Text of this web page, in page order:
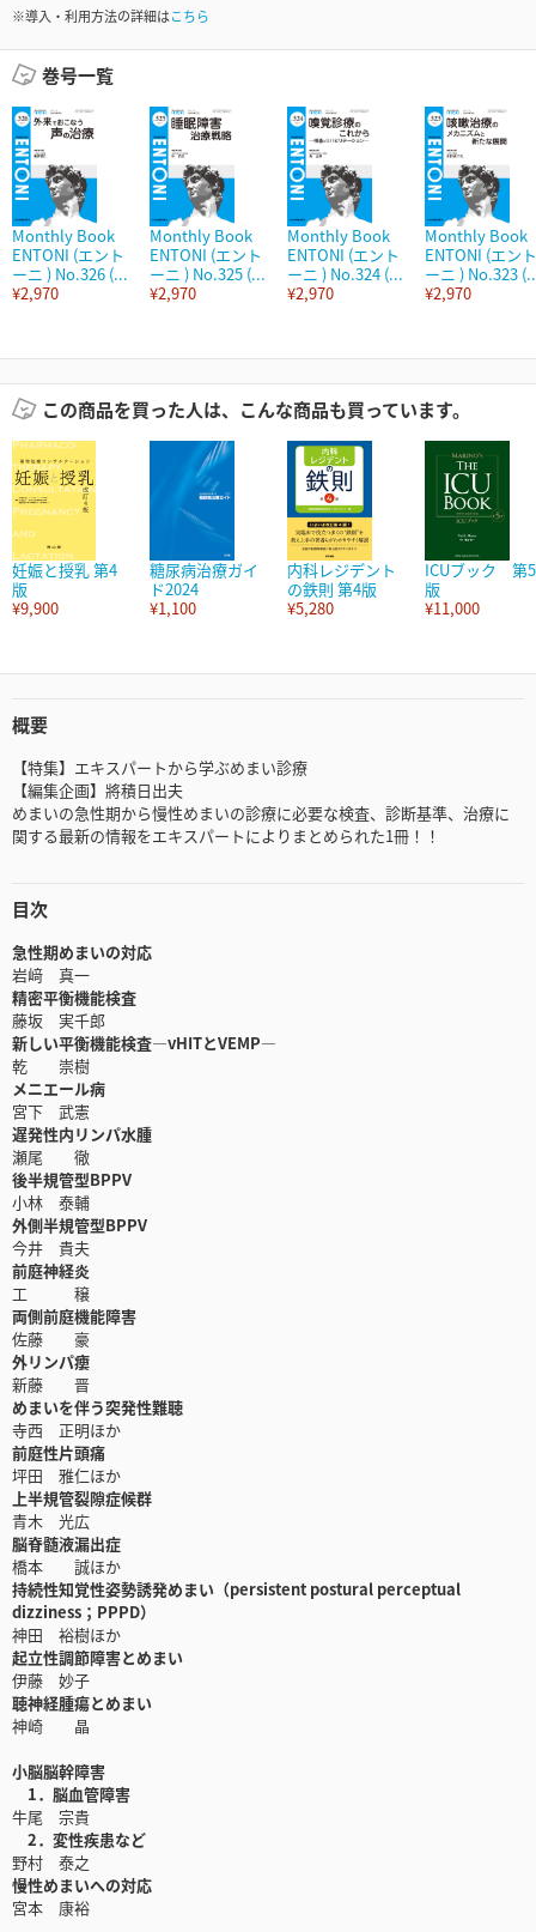
※導入・利用方法の詳細はこちら
巻号一覧
Monthly Book
ENTONI (エント
ーニ ) No.326 (...
¥2,970
Monthly Book
ENTONI (エント
ーニ ) No.325 (...
¥2,970
Monthly Book
ENTONI (エント
ーニ ) No.324 (...
¥2,970
Monthly Book
ENTONI (エント
ーニ ) No.323
¥2,970
この商品を買った人は、こんな商品も買っています。
妊娠と授乳 第4
版
¥9,900
糖尿病治療ガイ
ド2024
¥1,100
内科レジデント
の鉄則 第4版
¥5,280
ICUブック 第5
版
¥11,000
概要
【特集】エキスパートから学ぶめまい診療
【編集企画】將積日出夫
めまいの急性期から慢性めまいの診療に必要な検査、診断基準、治療に
関する最新の情報をエキスパートによりまとめられた1冊！！
目次
急性期めまいの対応
岩﨑 真一
精密平衡機能検査
藤坂 実千郎
新しい平衡機能検査―vHITとVEMP―
乾 崇樹
メニエール病
宮下 武憲
遅発性内リンパ水腫
瀬尾 徹
後半規管型BPPV
小林 泰輔
外側半規管型BPPV
今井 貴夫
前庭神経炎
工 穣
両側前庭機能障害
佐藤 豪
外リンパ瘻
新藤 晋
めまいを伴う突発性難聴
寺西 正明ほか
前庭性片頭痛
坪田 雅仁ほか
上半規管裂隙症候群
青木 光広
脳脊髄液漏出症
橋本 誠ほか
持続性知覚性姿勢誘発めまい（persistent postural perceptual
dizziness；PPPD）
神田 裕樹ほか
起立性調節障害とめまい
伊藤 妙子
聴神経腫瘍とめまい
神崎 晶
小脳脳幹障害
1．脳血管障害
牛尾 宗貴
2．変性疾患など
野村 泰之
慢性めまいへの対応
宮本 康裕